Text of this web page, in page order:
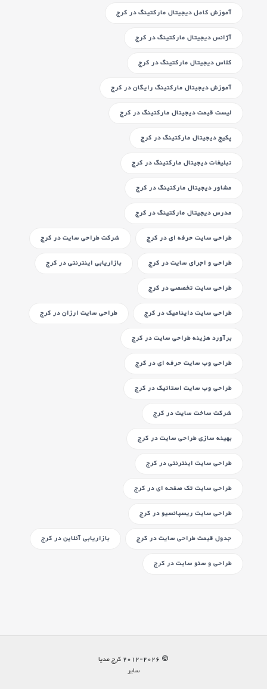
آموزش کامل دیجیتال مارکتینگدر کرج
آژانس دیجیتال مارکتینگدر کرج
کلاس دیجیتال مارکتینگدر کرج
آموزش دیجیتال مارکتینگ رایگاندر کرج
لیست قیمت دیجیتال مارکتینگدر کرج
پکیج دیجیتال مارکتینگدر کرج
تبلیغات دیجیتال مارکتینگدر کرج
مشاور دیجیتال مارکتینگدر کرج
مدرس دیجیتال مارکتینگدر کرج
طراحی سایت حرفه ایدر کرج شرکت طراحی سایتدر کرج
طراحی و اجرای سایتدر کرج بازاریابی اینترنتیدر کرج
طراحی سایت تخصصیدر کرج
طراحی سایت داینامیکدر کرج طراحی سایت ارزاندر کرج
برآورد هزینه طراحی سایتدر کرج
طراحی وب سایت حرفه ایدر کرج
طراحی وب سایت استاتیکدر کرج
شرکت ساخت سایتدر کرج
بهینه سازی طراحی سایتدر کرج
طراحی سایت اینترنتیدر کرج
طراحی سایت تک صفحه ایدر کرج
طراحی سایت ریسپانسیودر کرج
جدول قیمت طراحی سایتدر کرج بازاریابی آنلایندر کرج
طراحی و سئو سایتدر کرج
© 2012-
2026
کرج مدیا
سایر